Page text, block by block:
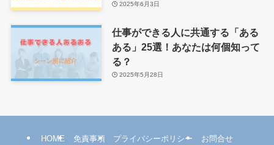
2025年6月3日
仕事ができる人に共通する「ある
ある」25選！あなたは何個知って
る？
2025年5月28日
HOME 免責事項 プライバシーポリシー お問合せ